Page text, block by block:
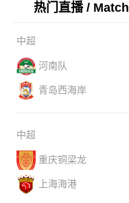
热门直播 / Match
中超
河南队
青岛西海岸
中超
重庆铜梁龙
上海海港